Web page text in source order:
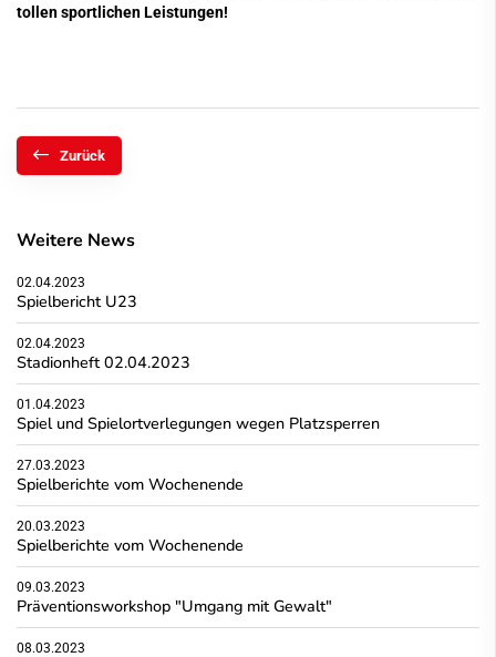
tollen sportlichen Leistungen!
Zurück
Weitere News
02.04.2023
Spielbericht U23
02.04.2023
Stadionheft 02.04.2023
01.04.2023
Spiel und Spielortverlegungen wegen Platzsperren
27.03.2023
Spielberichte vom Wochenende
20.03.2023
Spielberichte vom Wochenende
09.03.2023
Präventionsworkshop "Umgang mit Gewalt"
08.03.2023